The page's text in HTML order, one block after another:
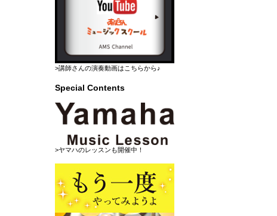
>講師さんの演奏動画はこちらから♪
Special Contents
>ヤマハのレッスンも開催中！